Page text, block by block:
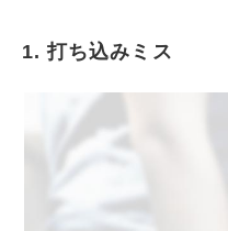
電話対応のミス
書類整理のミス
シュレッターのミス
引き渡しのミス
1. 打ち込みミス